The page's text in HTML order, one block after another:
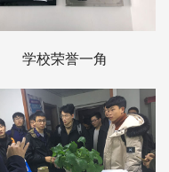
学校荣誉一角